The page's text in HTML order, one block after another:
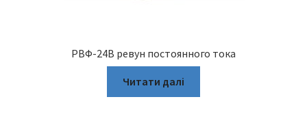
РВФ-24В ревун постоянного тока
Читати далі